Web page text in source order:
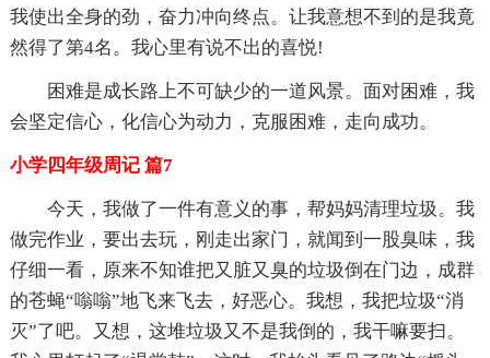
我使出全身的劲，奋力冲向终点。让我意想不到的是我竟
然得了第4名。我心里有说不出的喜悦!
困难是成长路上不可缺少的一道风景。面对困难，我
会坚定信心，化信心为动力，克服困难，走向成功。
小学四年级周记 篇7
今天，我做了一件有意义的事，帮妈妈清理垃圾。我
做完作业，要出去玩，刚走出家门，就闻到一股臭味，我
仔细一看，原来不知谁把又脏又臭的垃圾倒在门边，成群
的苍蝇“嗡嗡”地飞来飞去，好恶心。我想，我把垃圾“消
灭”了吧。又想，这堆垃圾又不是我倒的，我干嘛要扫。